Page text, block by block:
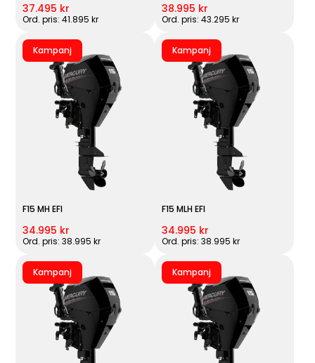
37.495 kr
Ord. pris: 41.895 kr
38.995 kr
Ord. pris: 43.295 kr
Kampanj
F15 MH EFI
34.995 kr
Ord. pris: 38.995 kr
Kampanj
F15 MLH EFI
34.995 kr
Ord. pris: 38.995 kr
Kampanj Kampanj